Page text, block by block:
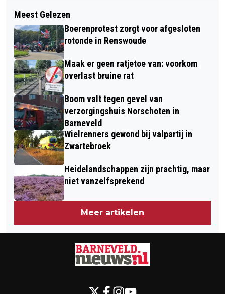
VACCINEREN TEGEN KINDERZIEKTEN
WARMTEBEELDFOTO VAN UW HUIS
Meest Gelezen
Boerenprotest zorgt voor afgesloten
rotonde in Renswoude
Maak er geen ratjetoe van: voorkom
overlast bruine rat
Boom valt tegen gevel van
verzorgingshuis Norschoten in
Barneveld
Wielrenners gewond bij valpartij in
Zwartebroek
Heidelandschappen zijn prachtig, maar
niet vanzelfsprekend
Meer artikelen